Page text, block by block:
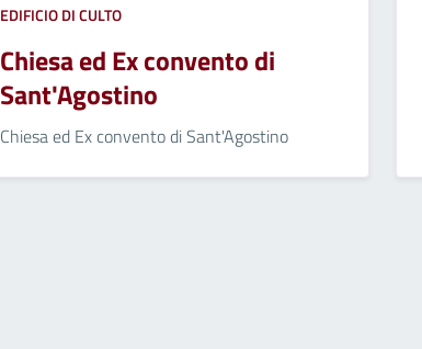
EDIFICIO DI CULTO
Chiesa ed Ex convento di
Sant'Agostino
Chiesa ed Ex convento di Sant'Agostino